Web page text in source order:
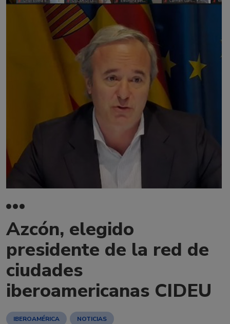
Azcón, elegido
presidente de la red de
ciudades
iberoamericanas CIDEU
IBEROAMÉRICA NOTICIAS